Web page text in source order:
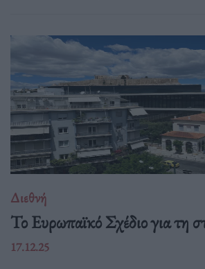
Διεθνή
Το Ευρωπαϊκό Σχέδιο για τη
17.12.25